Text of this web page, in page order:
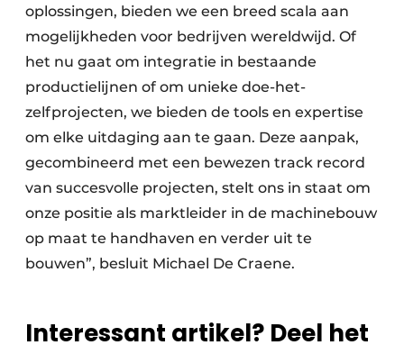
oplossingen, bieden we een breed scala aan
mogelijkheden voor bedrijven wereldwijd. Of
het nu gaat om integratie in bestaande
productielijnen of om unieke doe-het-
zelfprojecten, we bieden de tools en expertise
om elke uitdaging aan te gaan. Deze aanpak,
gecombineerd met een bewezen track record
van succesvolle projecten, stelt ons in staat om
onze positie als marktleider in de machinebouw
op maat te handhaven en verder uit te
bouwen”, besluit Michael De Craene.
Interessant artikel? Deel het